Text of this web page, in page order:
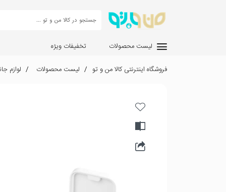
لیست محصولات تخفیفات ویژه
فروشگاه اینترنتی کالا من و تو لیست محصولات لوازم